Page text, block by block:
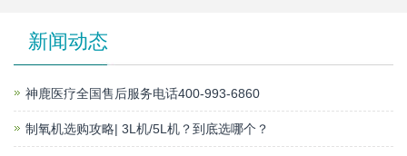
新闻动态
神鹿医疗全国售后服务电话400-993-6860
制氧机选购攻略| 3L机/5L机？到底选哪个？